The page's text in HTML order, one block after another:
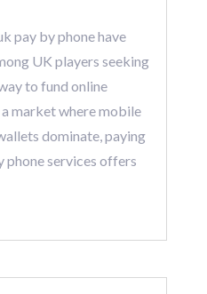
pay by phone have
UK players seeking
to fund online
market where mobile
dominate, paying
phone services offers